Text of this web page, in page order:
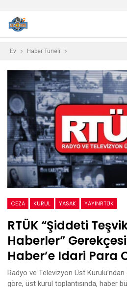
Ev Haber Tüneli
CEZA KURUL YASAK YAYINRTÜK
RTÜK “şiddeti
Haberler”
Haber’e Idari Para
Radyo ve Televizyon Üst Kurulu’ndan
göre, üst kurul toplantısında, haber